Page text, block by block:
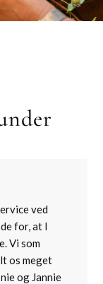
ved
for, at I
Vi som
os meget
og Jannie